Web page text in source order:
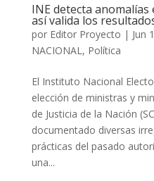
INE detecta anomalías
así valida los
por Editor Proyecto | Jun
NACIONAL , Política
El Instituto Nacional
elección de ministras y
de Justicia de la Nación
documentado diversas
prácticas del pasado
una...